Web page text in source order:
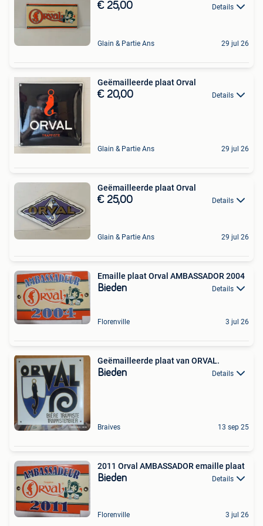
€ 25,00 Details
Glain & Partie Ans 29 jul 26
Geëmailleerde plaat Orval
€ 20,00 Details
Glain & Partie Ans 29 jul 26
Geëmailleerde plaat Orval
€ 25,00 Details
Glain & Partie Ans 29 jul 26
Emaille plaat Orval AMBASSADOR 2004
Bieden Details
Florenville 3 jul 26
Geëmailleerde plaat van ORVAL.
Bieden Details
Braives 13 sep 25
2011 Orval AMBASSADOR emaille plaat
Bieden Details
Florenville 3 jul 26